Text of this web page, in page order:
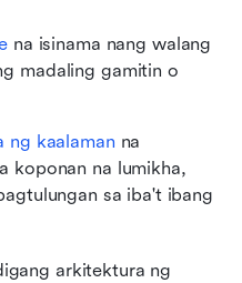
na isinama nang walang
madaling gamitin o
ng kaalaman na
koponan na lumikha,
sa iba't ibang
arkitektura ng